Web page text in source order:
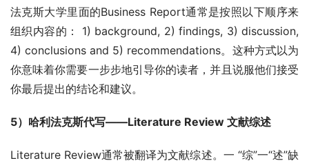
法克斯大学里面的Business Report通常是按照以下顺序来
组织内容的： 1) background, 2) findings, 3) discussion,
4) conclusions and 5) recommendations。这种方式以为
你意味着你需要一步步地引导你的读者，并且说服他们接受
你最后提出的结论和建议。
5）哈利法克斯代写——Literature Review 文献综述
Literature Review通常被翻译为文献综述。一 “综”一“述”缺